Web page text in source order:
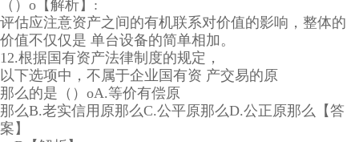
（）o【解析】:
评估应注意资产之间的有机联系对价值的影响，整体的
价值不仅仅是 单台设备的简单相加。
12.根据国有资产法律制度的规定，
以下选项中，不属于企业国有资 产交易的原
那么的是（）oA.等价有偿原
那么B.老实信用原那么C.公平原那么D.公正原那么【答
案】